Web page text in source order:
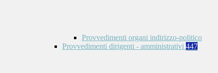
Provvedimenti organi indirizzo-politico
Provvedimenti dirigenti - amministrativi 447